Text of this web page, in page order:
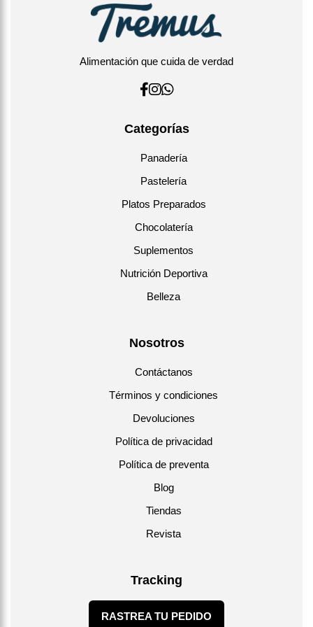
Alimentación que cuida de verdad
Categorías
Panadería
Pastelería
Platos Preparados
Chocolatería
Suplementos
Nutrición Deportiva
Belleza
Nosotros
Contáctanos
Términos y condiciones
Devoluciones
Política de privacidad
Política de preventa
Blog
Tiendas
Revista
Tracking
RASTREA TU PEDIDO